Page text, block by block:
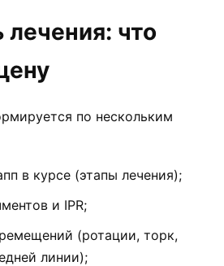
что
по нескольким
в курсе (этапы лечения);
и IPR;
(ротации, торк,
линии);